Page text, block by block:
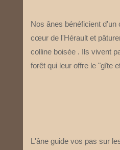
Nos ânes bénéficient d'un
cœur de l'Hérault et
colline boisée . Ils vivent
forêt qui leur offre le "gîte
L'âne guide vos pas sur